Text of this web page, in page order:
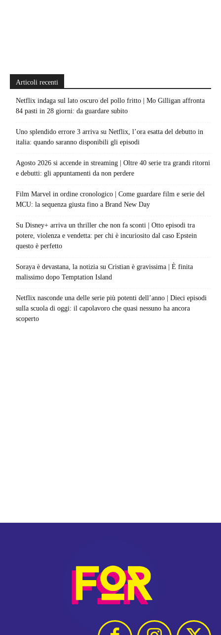
Articoli recenti
Netflix indaga sul lato oscuro del pollo fritto | Mo Gilligan affronta
84 pasti in 28 giorni: da guardare subito
Uno splendido errore 3 arriva su Netflix, l’ora esatta del debutto in
italia: quando saranno disponibili gli episodi
Agosto 2026 si accende in streaming | Oltre 40 serie tra grandi ritorni
e debutti: gli appuntamenti da non perdere
Film Marvel in ordine cronologico | Come guardare film e serie del
MCU: la sequenza giusta fino a Brand New Day
Su Disney+ arriva un thriller che non fa sconti | Otto episodi tra
potere, violenza e vendetta: per chi è incuriosito dal caso Epstein
questo è perfetto
Soraya è devastana, la notizia su Cristian è gravissima | È finita
malissimo dopo Temptation Island
Netflix nasconde una delle serie più potenti dell’anno | Dieci episodi
sulla scuola di oggi: il capolavoro che quasi nessuno ha ancora
scoperto